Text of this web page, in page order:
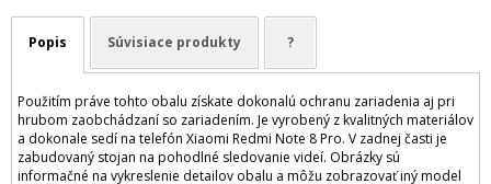
Popis Súvisiace produkty ?
Použitím práve tohto obalu získate dokonalú ochranu zariadenia aj pri
hrubom zaobchádzaní so zariadením. Je vyrobený z kvalitných materiálov
a dokonale sedí na telefón Xiaomi Redmi Note 8 Pro. V zadnej časti je
zabudovaný stojan na pohodlné sledovanie videí. Obrázky sú
informačné na vykreslenie detailov obalu a môžu zobrazovať iný model